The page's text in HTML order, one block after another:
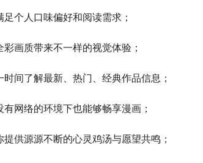
个人口味偏好和阅读需求；
画质带来不一样的视觉体验；
间了解最新、热门、经典作品信息；
网络的环境下也能够畅享漫画；
供源源不断的心灵鸡汤与愿望共鸣；